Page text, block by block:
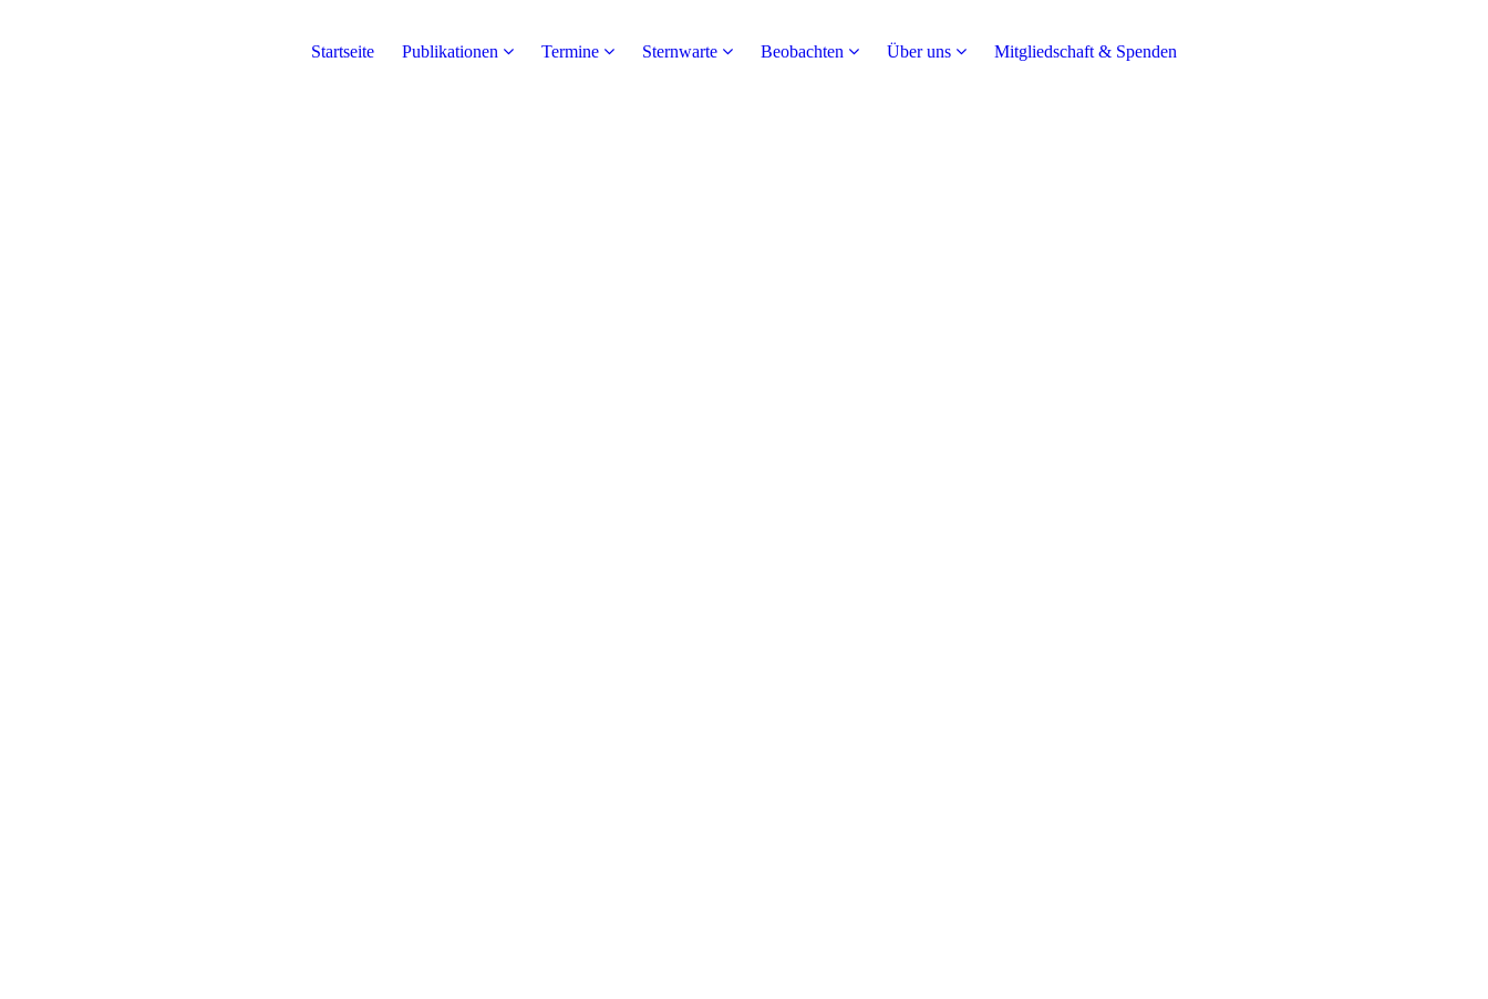
Startseite Publikationen Termine Sternwarte Beobachten Über uns Mitgliedschaft & Spenden